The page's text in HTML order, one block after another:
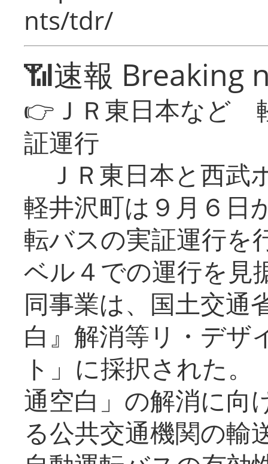
nts/tdr/
📶速報 Breaking
👉ＪＲ東日本など
証運行
ＪＲ東日本と西武
軽井沢町は９月６日
転バスの実証運行を
ベル４での運行を見
同事業は、国土交通
白』解消等リ・デザ
ト」に採択された
通空白」の解消に向
る公共交通機関の輸